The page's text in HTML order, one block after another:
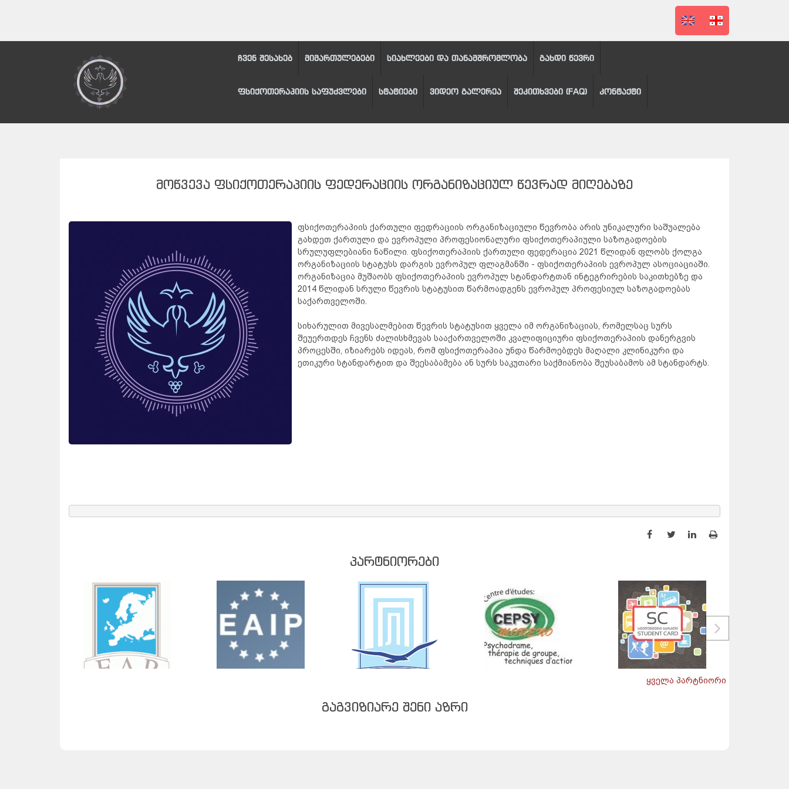
ჩვენ შესახებ მიმართულებები სიახლეები და თანამშრომლობა გახდი წევრი
ფსიქოთერაპიის საფუძვლები სტატიები ვიდეო გალერეა შეკითხვები (FAQ) კონტაქტი
ᲛᲝᲬᲕᲔᲕᲐ ᲤᲡᲘᲥᲝᲗᲔᲠᲐᲞᲘᲘᲡ ᲤᲔᲓᲔᲠᲐᲪᲘᲘᲡ ᲝᲠᲒᲐᲜᲘᲖᲐᲪᲘᲣᲚ ᲬᲔᲕᲠᲐᲓ ᲛᲘᲦᲔᲑᲐᲖᲔ
ფსიქოთერაპიის ქართული ფედრაციის ორგანიზაციული წევრობა არის უნიკალური საშუალება
გახდეთ ქართული და ევროპული პროფესიონალური ფსიქოთერაპიული საზოგადოების
სრულუფლებიანი ნაწილი. ფსიქოთერაპიის ქართული ფედერაცია 2021 წლიდან ფლობს ქოლგა
ორგანიზაციის სტატუსს დარგის ევროპულ ფლაგმანში - ფსიქოთერაპიის ევროპულ ასოციაციაში.
ორგანიზაცია მუშაობს ფსიქოთერაპიის ევროპულ სტანდარტთან ინტეგრირების საკითხებზე და
2014 წლიდან სრული წევრის სტატუსით წარმოადგენს ევროპულ პროფესიულ საზოგადოებას
საქართველოში.
სიხარულით მივესალმებით წევრის სტატუსით ყველა იმ ორგანიზაციას, რომელსაც სურს
შეუერთდეს ჩვენს ძალისხმევას სააქართველოში კვალიფიციური ფსიქოთერაპიის დანერგვის
პროცესში, იზიარებს იდეას, რომ ფსიქოთერაპია უნდა წარმოებდეს მაღალი კლინიკური და
ეთიკური სტანდარტით და შეესაბამება ან სურს საკუთარი საქმიანობა შეუსაბამოს ამ სტანდარტს.
ᲞᲐᲠᲢᲜᲘᲝᲠᲔᲑᲘ
ყველა პარტნიორი
ᲒᲐᲒᲕᲘᲖᲘᲐᲠᲔ ᲨᲔᲜᲘ ᲐᲖᲠᲘ